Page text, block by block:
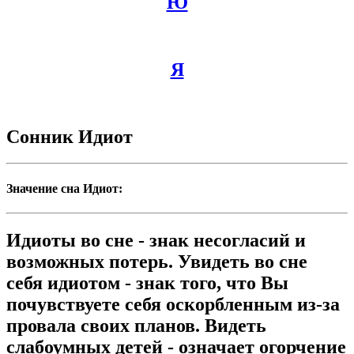
Я
Сонник Идиот
Значение сна Идиот:
Идиоты во сне - знак несогласий и
возможных потерь. Увидеть во сне
себя идиотом - знак того, что Вы
почувствуете себя оскорбленным из-за
провала своих планов. Видеть
слабоумных детей - означает огорчение